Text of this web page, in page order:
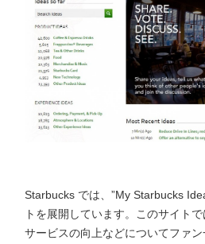
Starbucks では、”My Starbucks
トを展開しています。このサイト
サービスの向上などについてファ